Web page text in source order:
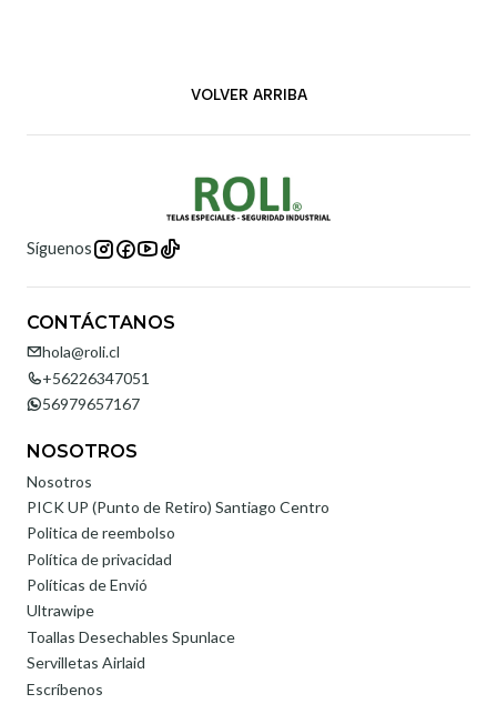
VOLVER ARRIBA
Síguenos
CONTÁCTANOS
hola@roli.cl
+56226347051
56979657167
NOSOTROS
Nosotros
PICK UP (Punto de Retiro) Santiago Centro
Politica de reembolso
Política de privacidad
Políticas de Envió
Ultrawipe
Toallas Desechables Spunlace
Servilletas Airlaid
Escríbenos